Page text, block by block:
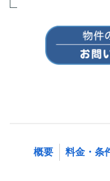
概要 料金・条